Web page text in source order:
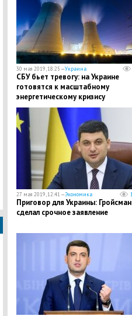
30 мая 2019, 18:25 —Украина
СБУ бьет тревогу: на Украине
готовятся к масштабному
энергетическому кризису
27 мая 2019, 12:41 —Экономика
Приговор для Украины: Гройсман
сделал срочное заявление